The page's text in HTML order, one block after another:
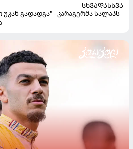
ᲡᲮᲕᲐᲓᲐᲡᲮᲕᲐ
უკან გადადგა" - კარაგერმა სალაჰს